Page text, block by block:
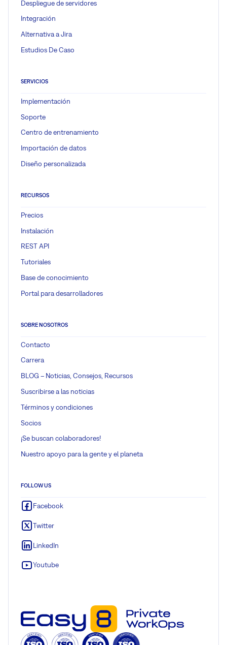
Despliegue de servidores
Integración
Alternativa a Jira
Estudios De Caso
SERVICIOS
Implementación
Soporte
Centro de entrenamiento
Importación de datos
Diseño personalizada
RECURSOS
Precios
Instalación
REST API
Tutoriales
Base de conocimiento
Portal para desarrolladores
SOBRE NOSOTROS
Contacto
Carrera
BLOG – Noticias, Consejos, Recursos
Suscribirse a las noticias
Términos y condiciones
Socios
¡Se buscan colaboradores!
Nuestro apoyo para la gente y el planeta
FOLLOW US
Facebook
Twitter
LinkedIn
Youtube